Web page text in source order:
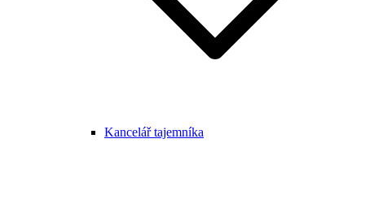
Kancelář tajemníka